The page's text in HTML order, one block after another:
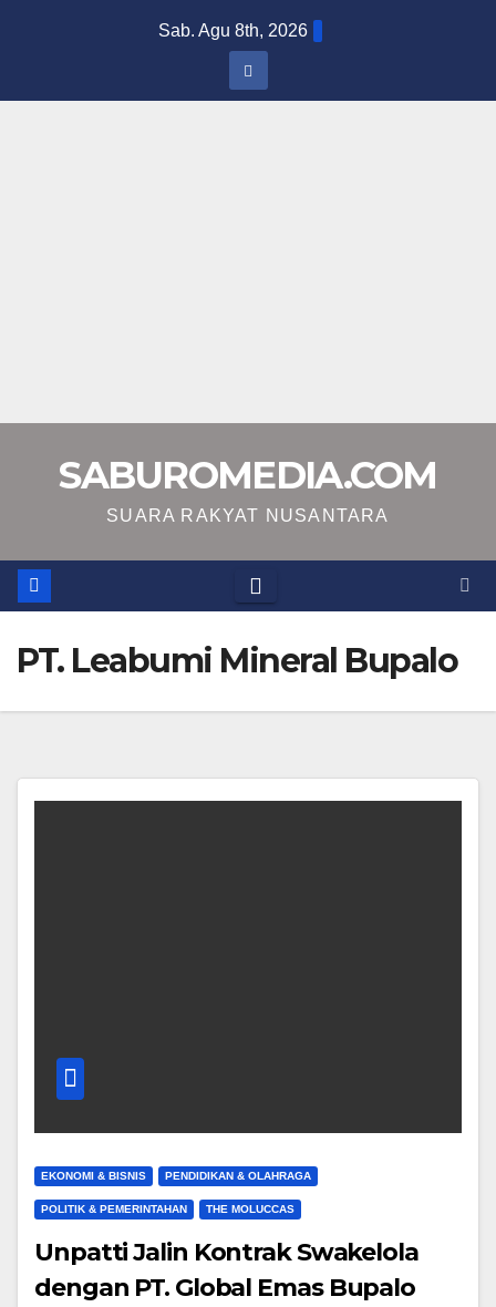
Sab. Agu 8th, 2026
SABUROMEDIA.COM
SUARA RAKYAT NUSANTARA
PT. Leabumi Mineral Bupalo
EKONOMI & BISNIS PENDIDIKAN & OLAHRAGA
POLITIK & PEMERINTAHAN THE MOLUCCAS
Unpatti Jalin Kontrak Swakelola
dengan PT. Global Emas Bupalo